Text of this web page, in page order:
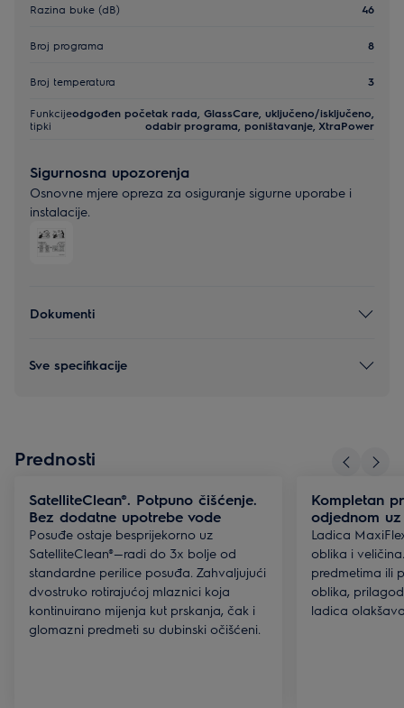
Razina buke (dB) 46
Broj programa 8
Broj temperatura 3
Funkcije
tipki
odgođen početak rada, GlassCare, uključeno/isključeno,
odabir programa, poništavanje, XtraPower
Sigurnosna upozorenja
Osnovne mjere opreza za osiguranje sigurne uporabe i
instalacije.
Dokumenti
Sve specifikacije
Prednosti
SatelliteClean®. Potpuno čišćenje.
Bez dodatne upotrebe vode
Posuđe ostaje besprijekorno uz
SatelliteClean®—radi do 3x bolje od
standardne perilice posuđa. Zahvaljujući
dvostruko rotirajućoj mlaznici koja
kontinuirano mijenja kut prskanja, čak i
glomazni predmeti su dubinski očišćeni.
Kompletan
odjednom
Ladica
oblika i
predmetima ili
oblika,
ladica